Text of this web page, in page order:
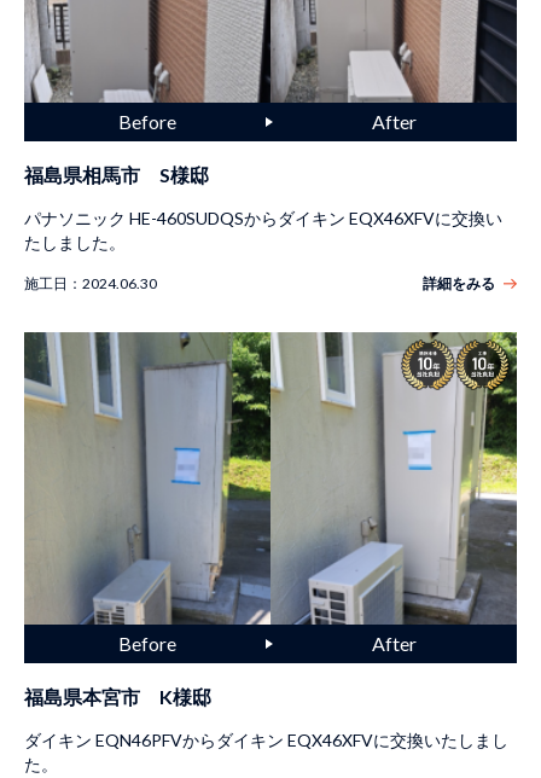
福島県相馬市 S様邸
パナソニック HE-460SUDQSからダイキン EQX46XFVに交換い
たしました。
施工日： 2024.06.30 詳細をみる
福島県本宮市 K様邸
ダイキン EQN46PFVからダイキン EQX46XFVに交換いたしまし
た。